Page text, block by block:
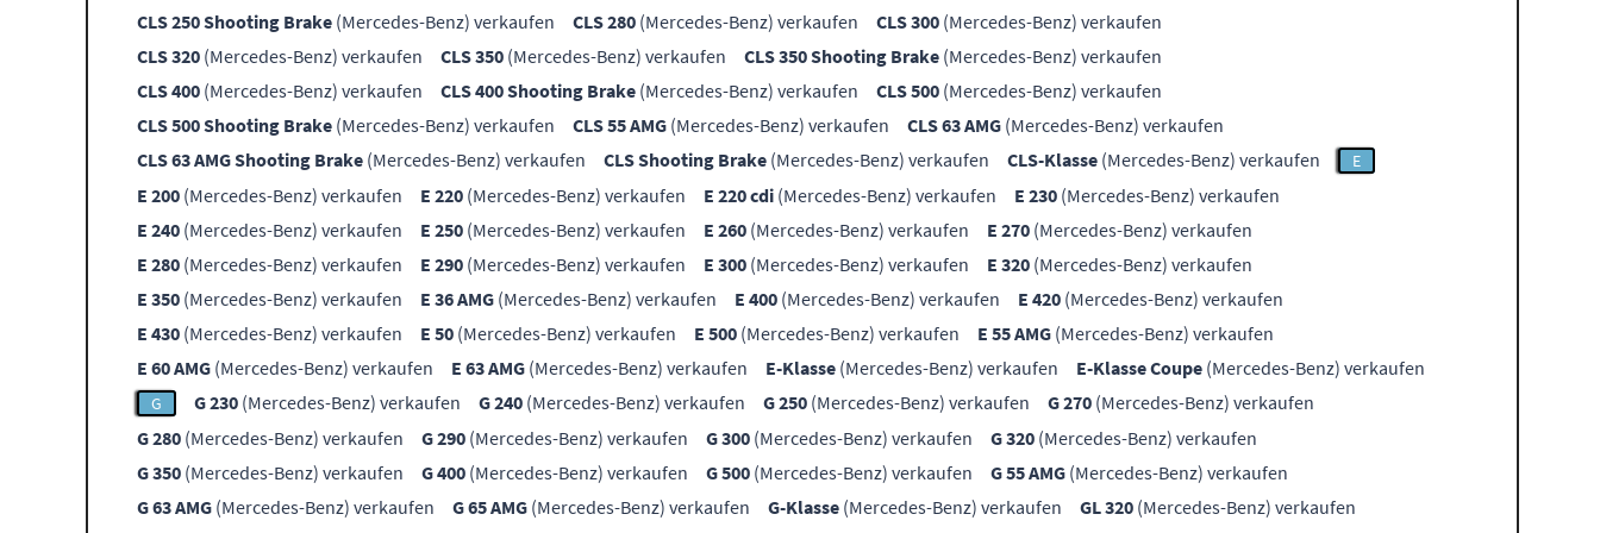
CLS 250 Shooting Brake (Mercedes-Benz) verkaufen CLS 280 (Mercedes-Benz) verkaufen CLS 300 (Mercedes-Benz) verkaufen
CLS 320 (Mercedes-Benz) verkaufen CLS 350 (Mercedes-Benz) verkaufen CLS 350 Shooting Brake (Mercedes-Benz) verkaufen
CLS 400 (Mercedes-Benz) verkaufen CLS 400 Shooting Brake (Mercedes-Benz) verkaufen CLS 500 (Mercedes-Benz) verkaufen
CLS 500 Shooting Brake (Mercedes-Benz) verkaufen CLS 55 AMG (Mercedes-Benz) verkaufen CLS 63 AMG (Mercedes-Benz) verkaufen
CLS 63 AMG Shooting Brake (Mercedes-Benz) verkaufen CLS Shooting Brake (Mercedes-Benz) verkaufen CLS-Klasse (Mercedes-Benz) verkaufen E
E 200 (Mercedes-Benz) verkaufen E 220 (Mercedes-Benz) verkaufen E 220 cdi (Mercedes-Benz) verkaufen E 230 (Mercedes-Benz) verkaufen
E 240 (Mercedes-Benz) verkaufen E 250 (Mercedes-Benz) verkaufen E 260 (Mercedes-Benz) verkaufen E 270 (Mercedes-Benz) verkaufen
E 280 (Mercedes-Benz) verkaufen E 290 (Mercedes-Benz) verkaufen E 300 (Mercedes-Benz) verkaufen E 320 (Mercedes-Benz) verkaufen
E 350 (Mercedes-Benz) verkaufen E 36 AMG (Mercedes-Benz) verkaufen E 400 (Mercedes-Benz) verkaufen E 420 (Mercedes-Benz) verkaufen
E 430 (Mercedes-Benz) verkaufen E 50 (Mercedes-Benz) verkaufen E 500 (Mercedes-Benz) verkaufen E 55 AMG (Mercedes-Benz) verkaufen
E 60 AMG (Mercedes-Benz) verkaufen E 63 AMG (Mercedes-Benz) verkaufen E-Klasse (Mercedes-Benz) verkaufen E-Klasse Coupe (Mercedes-Benz) verkaufen
G G 230 (Mercedes-Benz) verkaufen G 240 (Mercedes-Benz) verkaufen G 250 (Mercedes-Benz) verkaufen G 270 (Mercedes-Benz) verkaufen
G 280 (Mercedes-Benz) verkaufen G 290 (Mercedes-Benz) verkaufen G 300 (Mercedes-Benz) verkaufen G 320 (Mercedes-Benz) verkaufen
G 350 (Mercedes-Benz) verkaufen G 400 (Mercedes-Benz) verkaufen G 500 (Mercedes-Benz) verkaufen G 55 AMG (Mercedes-Benz) verkaufen
G 63 AMG (Mercedes-Benz) verkaufen G 65 AMG (Mercedes-Benz) verkaufen G-Klasse (Mercedes-Benz) verkaufen GL 320 (Mercedes-Benz) verkaufen